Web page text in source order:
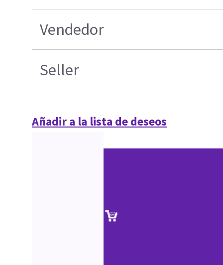
Vendedor
Seller
Añadir a la lista de deseos